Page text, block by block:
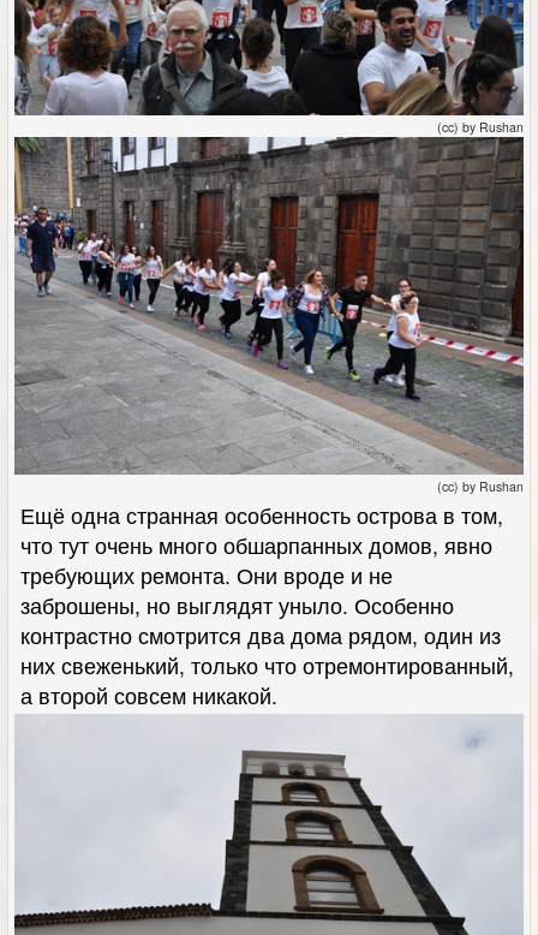
(cc) by Rushan
(cc) by Rushan
Ещё одна странная особенность острова в том,
что тут очень много обшарпанных домов, явно
требующих ремонта. Они вроде и не
заброшены, но выглядят уныло. Особенно
контрастно смотрится два дома рядом, один из
них свеженький, только что отремонтированный,
а второй совсем никакой.